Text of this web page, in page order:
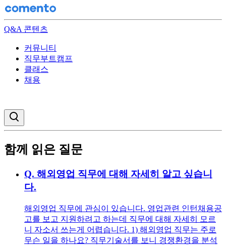
Q&A 콘텐츠
커뮤니티
직무부트캠프
클래스
채용
함께 읽은 질문
Q. 해외영업 직무에 대해 자세히 알고 싶습니
다.
해외영업 직무에 관심이 있습니다. 영업관련 인턴채용공
고를 보고 지원하려고 하는데 직무에 대해 자세히 모르
니 자소서 쓰는게 어렵습니다. 1) 해외영업 직무는 주로
무슨 일을 하나요? 직무기술서를 보니 경쟁환경을 분석